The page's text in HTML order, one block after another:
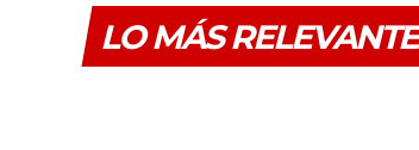
LO MÁS RELEVANTE